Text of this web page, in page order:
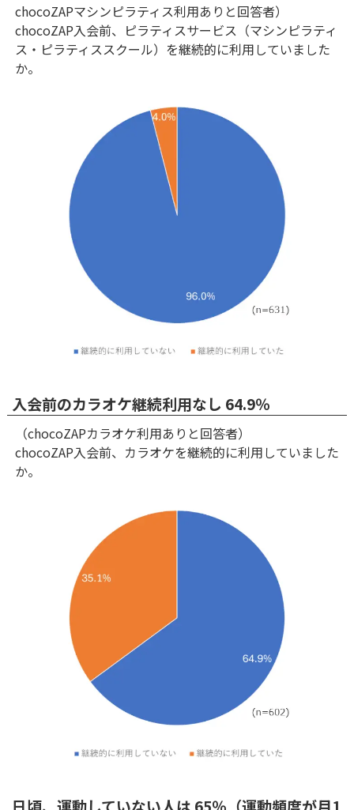
chocoZAPマシンピラティス利用ありと回答者）
chocoZAP入会前、ピラティスサービス（マシンピラティ
ス・ピラティススクール）を継続的に利用していました
か。
入会前のカラオケ継続利用なし 64.9％
（chocoZAPカラオケ利用ありと回答者）
chocoZAP入会前、カラオケを継続的に利用していました
か。